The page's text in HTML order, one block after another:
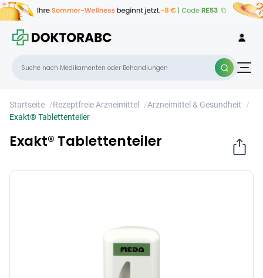
Startseite /Rezeptfreie Arzneimittel /Arzneimittel & Gesundheit
/
Exakt® Tablettenteiler
Exakt® Tablettenteiler
×